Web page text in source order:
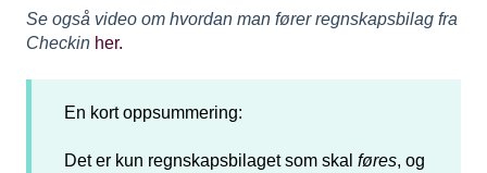
Se også video om hvordan man fører regnskapsbilag fra
Checkin her.
En kort oppsummering:
Det er kun regnskapsbilaget som skal føres, og